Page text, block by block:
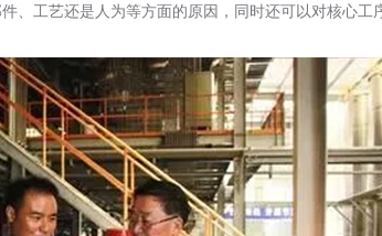
工艺还是人为等方面的原因，同时还可以对核心工